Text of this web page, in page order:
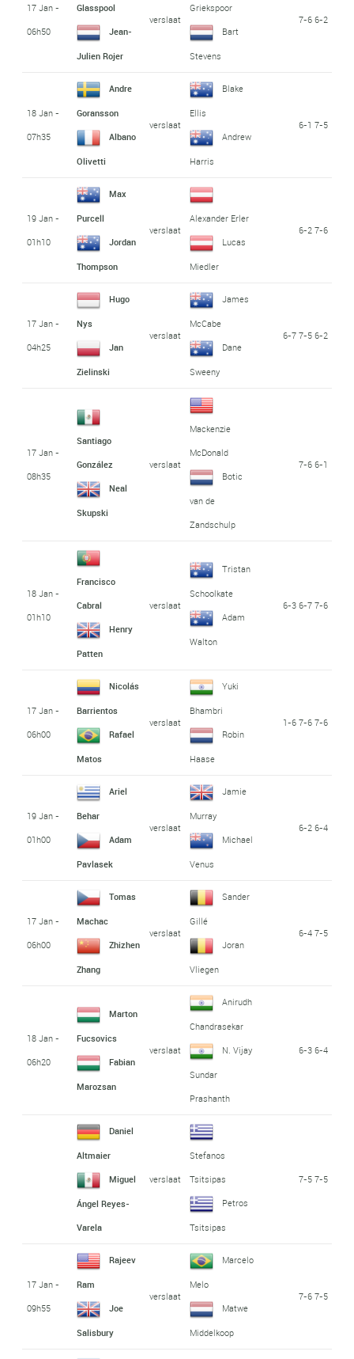
17 Jan -
06h50
Glasspool
Jean-
Julien Rojer
verslaat
Griekspoor
Bart
Stevens
7-6 6-2
18 Jan -
07h35
Andre
Goransson
Albano
Olivetti
verslaat
Blake
Ellis
Andrew
Harris
6-1 7-5
19 Jan -
01h10
Max
Purcell
Jordan
Thompson
verslaat
Alexander Erler
Lucas
Miedler
6-2 7-6
17 Jan -
04h25
Hugo
Nys
Jan
Zielinski
verslaat
James
McCabe
Dane
Sweeny
6-7 7-5 6-2
17 Jan -
08h35
Santiago
González
Neal
Skupski
verslaat
Mackenzie
McDonald
Botic
van de
Zandschulp
7-6 6-1
18 Jan -
01h10
Francisco
Cabral
Henry
Patten
verslaat
Tristan
Schoolkate
Adam
Walton
6-3 6-7 7-6
17 Jan -
06h00
Nicolás
Barrientos
Rafael
Matos
verslaat
Yuki
Bhambri
Robin
Haase
1-6 7-6 7-6
19 Jan -
01h00
Ariel
Behar
Adam
Pavlasek
verslaat
Jamie
Murray
Michael
Venus
6-2 6-4
17 Jan -
06h00
Tomas
Machac
Zhizhen
Zhang
verslaat
Sander
Gillé
Joran
Vliegen
6-4 7-5
18 Jan -
06h20
Marton
Fucsovics
Fabian
Marozsan
verslaat
Anirudh
Chandrasekar
N. Vijay
Sundar
Prashanth
6-3 6-4
Daniel
Altmaier
Miguel
Ángel Reyes-
Varela
verslaat
Stefanos
Tsitsipas
Petros
Tsitsipas
7-5 7-5
17 Jan -
09h55
Rajeev
Ram
Joe
Salisbury
verslaat
Marcelo
Melo
Matwe
Middelkoop
7-6 7-5